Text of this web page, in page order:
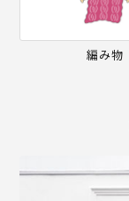
編み物